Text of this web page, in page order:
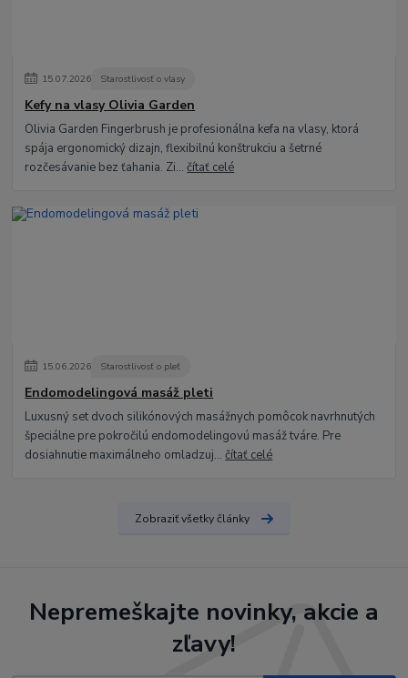
15.07.2026 Starostlivosť o vlasy
Kefy na vlasy Olivia Garden
Olivia Garden Fingerbrush je profesionálna kefa na vlasy, ktorá
spája ergonomický dizajn, flexibilnú konštrukciu a šetrné
rozčesávanie bez ťahania. Zi...čítať celé
15.06.2026 Starostlivosť o pleť
Endomodelingová masáž pleti
Luxusný set dvoch silikónových masážnych pomôcok navrhnutých
špeciálne pre pokročilú endomodelingovú masáž tváre. Pre
dosiahnutie maximálneho omladzuj...čítať celé
Zobraziť všetky články
Nepremeškajte novinky, akcie a
zľavy!